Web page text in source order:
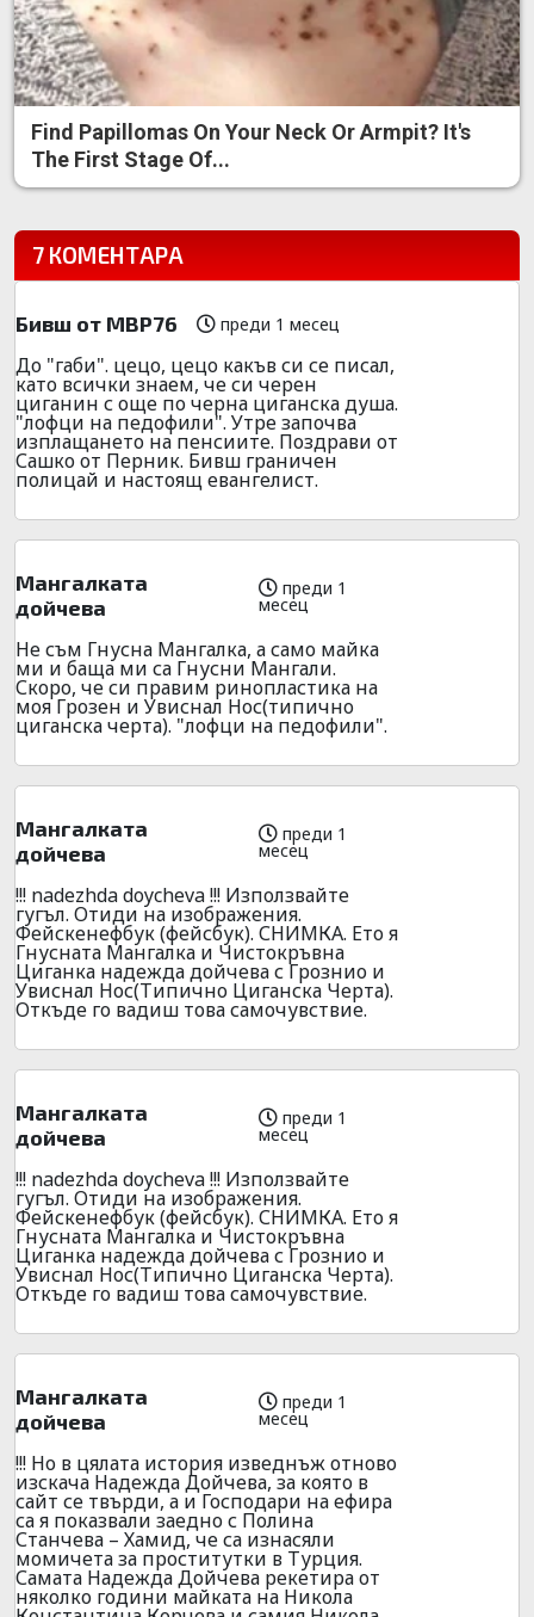
Find Papillomas On Your Neck Or Armpit? It's
The First Stage Of...
7 КОМЕНТАРА
Бивш от МВР76 преди 1 месец
До "габи". цецо, цецо какъв си се писал,
като всички знаем, че си черен
циганин с още по черна циганска душа.
"лофци на педофили". Утре започва
изплащането на пенсиите. Поздрави от
Сашко от Перник. Бивш граничен
полицай и настоящ евангелист.
Мангалката
дойчева
преди 1
месец
Не съм Гнусна Мангалка, а само майка
ми и баща ми са Гнусни Мангали.
Скоро, че си правим ринопластика на
моя Грозен и Увиснал Нос(типично
циганска черта). "лофци на педофили".
Мангалката
дойчева
преди 1
месец
!!! nadezhda doycheva !!! Използвайте
гугъл. Отиди на изображения.
Фейскенефбук (фейсбук). СНИМКА. Ето я
Гнусната Мангалка и Чистокръвна
Циганка надежда дойчева с Грознио и
Увиснал Нос(Типично Циганска Черта).
Откъде го вадиш това самочувствие.
Мангалката
дойчева
преди 1
месец
!!! nadezhda doycheva !!! Използвайте
гугъл. Отиди на изображения.
Фейскенефбук (фейсбук). СНИМКА. Ето я
Гнусната Мангалка и Чистокръвна
Циганка надежда дойчева с Грознио и
Увиснал Нос(Типично Циганска Черта).
Откъде го вадиш това самочувствие.
Мангалката
дойчева
преди 1
месец
!!! Но в цялата история изведнъж отново
изскача Надежда Дойчева, за която в
сайт се твърди, а и Господари на ефира
са я показвали заедно с Полина
Станчева – Хамид, че са изнасяли
момичета за проститутки в Турция.
Самата Надежда Дойчева рекетира от
няколко години майката на Никола